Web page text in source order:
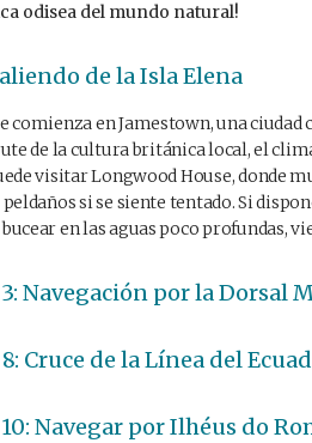
odisea del mundo natural!
de la Isla Elena
comienza en Jamestown, una ciudad
de la cultura británica local, el
visitar Longwood House, donde
peldaños si se siente tentado. Si
en las aguas poco profundas,
Navegación por la Dorsal
Cruce de la Línea del
Navegar por Ilhéus do